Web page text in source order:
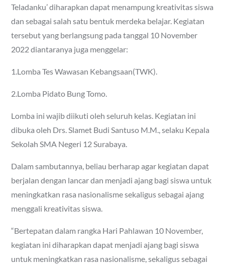
Teladanku’ diharapkan dapat menampung kreativitas siswa
dan sebagai salah satu bentuk merdeka belajar. Kegiatan
tersebut yang berlangsung pada tanggal 10 November
2022 diantaranya juga menggelar:
1.Lomba Tes Wawasan Kebangsaan(TWK).
2.Lomba Pidato Bung Tomo.
Lomba ini wajib diikuti oleh seluruh kelas. Kegiatan ini
dibuka oleh Drs. Slamet Budi Santuso M.M., selaku Kepala
Sekolah SMA Negeri 12 Surabaya.
Dalam sambutannya, beliau berharap agar kegiatan dapat
berjalan dengan lancar dan menjadi ajang bagi siswa untuk
meningkatkan rasa nasionalisme sekaligus sebagai ajang
menggali kreativitas siswa.
“Bertepatan dalam rangka Hari Pahlawan 10 November,
kegiatan ini diharapkan dapat menjadi ajang bagi siswa
untuk meningkatkan rasa nasionalisme, sekaligus sebagai